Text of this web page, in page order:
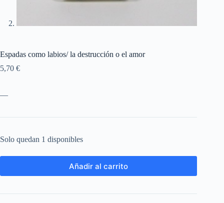
Espadas como labios/ la destrucción o el amor
5,70 €
—
Solo quedan 1 disponibles
Añadir al carrito